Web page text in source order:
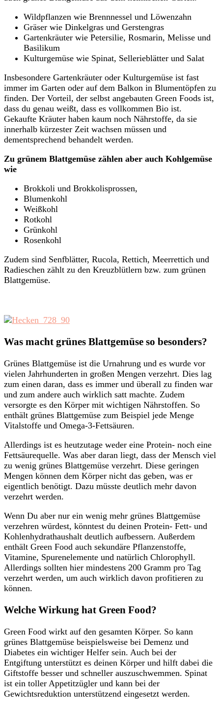
Wildpflanzen wie Brennnessel und Löwenzahn
Gräser wie Dinkelgras und Gerstengras
Gartenkräuter wie Petersilie, Rosmarin, Melisse und
Basilikum
Kulturgemüse wie Spinat, Sellerieblätter und Salat
Insbesondere Gartenkräuter oder Kulturgemüse ist fast
immer im Garten oder auf dem Balkon in Blumentöpfen zu
finden. Der Vorteil, der selbst angebauten Green Foods ist,
dass du genau weißt, dass es vollkommen Bio ist.
Gekaufte Kräuter haben kaum noch Nährstoffe, da sie
innerhalb kürzester Zeit wachsen müssen und
dementsprechend behandelt werden.
Zu grünem Blattgemüse zählen aber auch Kohlgemüse
wie
Brokkoli und Brokkolisprossen,
Blumenkohl
Weißkohl
Rotkohl
Grünkohl
Rosenkohl
Zudem sind Senfblätter, Rucola, Rettich, Meerrettich und
Radieschen zählt zu den Kreuzblütlern bzw. zum grünen
Blattgemüse.
Was macht grünes Blattgemüse so besonders?
Grünes Blattgemüse ist die Urnahrung und es wurde vor
vielen Jahrhunderten in großen Mengen verzehrt. Dies lag
zum einen daran, dass es immer und überall zu finden war
und zum andere auch wirklich satt machte. Zudem
versorgte es den Körper mit wichtigen Nährstoffen. So
enthält grünes Blattgemüse zum Beispiel jede Menge
Vitalstoffe und Omega-3-Fettsäuren.
Allerdings ist es heutzutage weder eine Protein- noch eine
Fettsäurequelle. Was aber daran liegt, dass der Mensch viel
zu wenig grünes Blattgemüse verzehrt. Diese geringen
Mengen können dem Körper nicht das geben, was er
eigentlich benötigt. Dazu müsste deutlich mehr davon
verzehrt werden.
Wenn Du aber nur ein wenig mehr grünes Blattgemüse
verzehren würdest, könntest du deinen Protein- Fett- und
Kohlenhydrathaushalt deutlich aufbessern. Außerdem
enthält Green Food auch sekundäre Pflanzenstoffe,
Vitamine, Spurenelemente und natürlich Chlorophyll.
Allerdings sollten hier mindestens 200 Gramm pro Tag
verzehrt werden, um auch wirklich davon profitieren zu
können.
Welche Wirkung hat Green Food?
Green Food wirkt auf den gesamten Körper. So kann
grünes Blattgemüse beispielsweise bei Demenz und
Diabetes ein wichtiger Helfer sein. Auch bei der
Entgiftung unterstützt es deinen Körper und hilft dabei die
Giftstoffe besser und schneller auszuschwemmen. Spinat
ist ein toller Appetitzügler und kann bei der
Gewichtsreduktion unterstützend eingesetzt werden.